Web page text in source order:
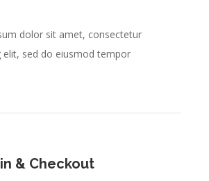
dolor sit amet, consectetur
elit, sed do eiusmod tempor
& Checkout